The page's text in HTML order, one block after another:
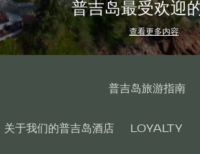
普吉岛最受欢迎
查看更多内容
普吉岛旅游指南
关于我们的普吉岛酒店 LOYALTY